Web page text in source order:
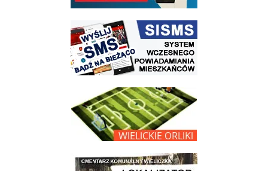
link do strony systemu wczesnego ostrzegania mieszkańców SISMS
link do opisu projektu Wielickie Orliki
link do lokalizatora grobów na wielickim cmentarzu - grobnet